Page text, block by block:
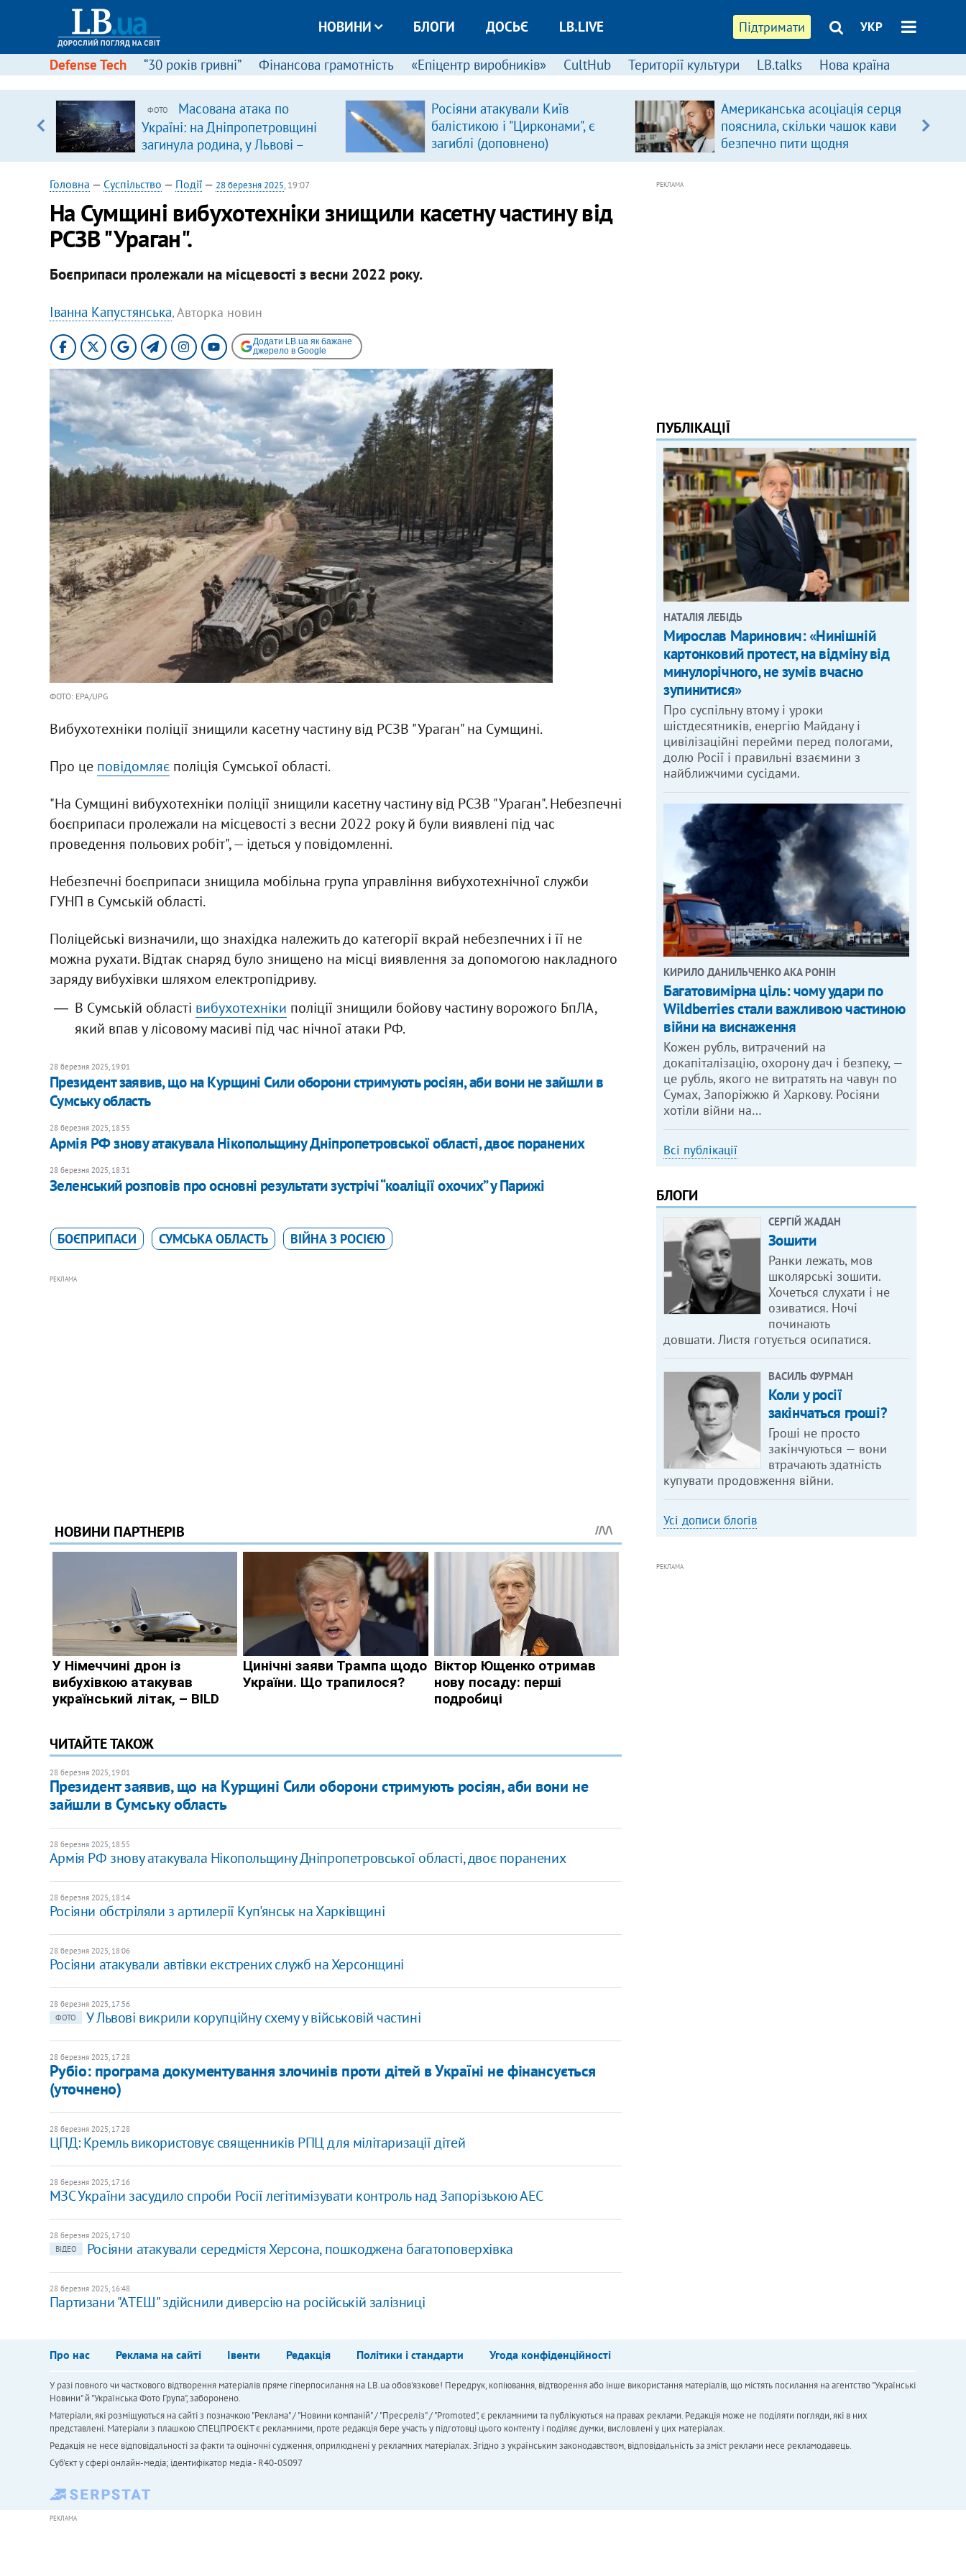
Підтримати УКР
НОВИНИ БЛОГИ ДОСЬЄ LB.LIVE
Defense Tech “30 років гривні” Фінансова грамотність «Епіцентр виробників» CultHub Території культури LB.talks Нова країна
ФОТО
Масована атака по
Україні: на Дніпропетровщині
загинула родина, у Львові –
удар по багатоповерхівках
(доповнюється)
Росіяни атакували Київ
балістикою і "Цирконами", є
загиблі (доповнено)
Американська асоціація серця
пояснила, скільки чашок кави
безпечно пити щодня
Головна — Суспільство — Події— 28 березня 2025, 19:07
На Сумщині вибухотехніки знищили касетну частину від
РСЗВ "Ураган".
Боєприпаси пролежали на місцевості з весни 2022 року.
Іванна Капустянська, Авторка новин
Додати LB.ua як бажане
джерело в Google
ФОТО: EPA/UPG
Вибухотехніки поліції знищили касетну частину від РСЗВ "Ураган" на Сумщині.
Про це повідомляєполіція Сумської області.
"На Сумщині вибухотехніки поліції знищили касетну частину від РСЗВ "Ураган". Небезпечні
боєприпаси пролежали на місцевості з весни 2022 року й були виявлені під час
проведення польових робіт", — ідеться у повідомленні.
Небезпечні боєприпаси знищила мобільна група управління вибухотехнічної служби
ГУНП в Сумській області.
Поліцейські визначили, що знахідка належить до категорії вкрай небезпечних і її не
можна рухати. Відтак снаряд було знищено на місці виявлення за допомогою накладного
заряду вибухівки шляхом електропідриву.
В Сумській області вибухотехніки поліції знищили бойову частину ворожого БпЛА,
який впав у лісовому масиві під час нічної атаки РФ.
28 березня 2025, 19:01
Президент заявив, що на Курщині Сили оборони стримують росіян, аби вони не зайшли в
Сумську область
28 березня 2025, 18:55
Армія РФ знову атакувала Нікопольщину Дніпропетровської області, двоє поранених
28 березня 2025, 18:31
Зеленський розповів про основні результати зустрічі “коаліції охочих” у Парижі
БОЄПРИПАСИ СУМСЬКА ОБЛАСТЬ ВІЙНА З РОСІЄЮ
РЕКЛАМА
ЧИТАЙТЕ ТАКОЖ
28 березня 2025, 19:01
Президент заявив, що на Курщині Сили оборони стримують росіян, аби вони не
зайшли в Сумську область
28 березня 2025, 18:55
Армія РФ знову атакувала Нікопольщину Дніпропетровської області, двоє поранених
28 березня 2025, 18:14
Росіяни обстріляли з артилерії Куп'янськ на Харківщині
28 березня 2025, 18:06
Росіяни атакували автівки екстрених служб на Херсонщині
28 березня 2025, 17:56
ФОТО
У Львові викрили корупційну схему у військовій частині
28 березня 2025, 17:28
Рубіо: програма документування злочинів проти дітей в Україні не фінансується
(уточнено)
28 березня 2025, 17:28
ЦПД: Кремль використовує священників РПЦ для мілітаризації дітей
28 березня 2025, 17:16
МЗС України засудило спроби Росії легітимізувати контроль над Запорізькою АЕС
28 березня 2025, 17:10
ВІДЕО
Росіяни атакували середмістя Херсона, пошкоджена багатоповерхівка
28 березня 2025, 16:48
Партизани "АТЕШ" здійснили диверсію на російській залізниці
РЕКЛАМА
ПУБЛІКАЦІЇ
НАТАЛІЯ ЛЕБІДЬ
Мирослав Маринович: «Нинішній
картонковий протест, на відміну від
минулорічного, не зумів вчасно
зупинитися»
Про суспільну втому і уроки
шістдесятників, енергію Майдану і
цивілізаційні перейми перед пологами,
долю Росії і правильні взаємини з
найближчими сусідами.
КИРИЛО ДАНИЛЬЧЕНКО АКА РОНІН
Багатовимірна ціль: чому удари по
Wildberries стали важливою частиною
війни на виснаження
Кожен рубль, витрачений на
докапіталізацію, охорону дач і безпеку, —
це рубль, якого не витратять на чавун по
Сумах, Запоріжжю й Харкову. Росіяни
хотіли війни на…
Всі публікації
БЛОГИ
СЕРГІЙ ЖАДАН
Зошити
Ранки лежать, мов
школярські зошити.
Хочеться слухати і не
озиватися. Ночі
починають
довшати. Листя готується осипатися.
ВАСИЛЬ ФУРМАН
Коли у росії
закінчаться гроші?
Гроші не просто
закінчуються — вони
втрачають здатність
купувати продовження війни.
Усі дописи блогів
РЕКЛАМА
Про нас Реклама на сайті Івенти Редакція Політики і стандарти Угода конфіденційності
У разі повного чи часткового відтворення матеріалів пряме гіперпосилання на LB.ua обов'язкове! Передрук, копіювання, відтворення або інше використання матеріалів, що містять посилання на агентство "Українськi
Новини" й "Українська Фото Група", заборонено.
Матеріали, які розміщуються на сайті з позначкою "Реклама" / "Новини компаній" / "Пресреліз" / "Promoted", є рекламними та публікуються на правах реклами. Редакція може не поділяти погляди, які в них
представлені. Матеріали з плашкою СПЕЦПРОЄКТ є рекламними, проте редакція бере участь у підготовці цього контенту і поділяє думки, висловлені у цих матеріалах.
Редакція не несе відповідальності за факти та оціночні судження, оприлюднені у рекламних матеріалах. Згідно з українським законодавством, відповідальність за зміст реклами несе рекламодавець.
Cуб'єкт у сфері онлайн-медіа; ідентифікатор медіа - R40-05097
РЕКЛАМА